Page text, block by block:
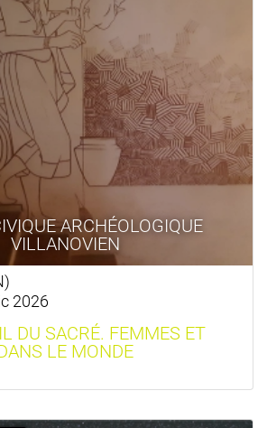
ARCHÉOLOGIQUE
VILLANOVIEN
2026
DU SACRÉ. FEMMES ET
LE MONDE